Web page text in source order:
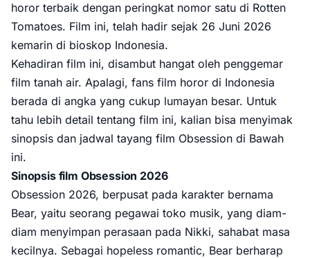
horor terbaik dengan peringkat nomor satu di Rotten
Tomatoes. Film ini, telah hadir sejak 26 Juni 2026
kemarin di bioskop Indonesia.
Kehadiran film ini, disambut hangat oleh penggemar
film tanah air. Apalagi, fans film horor di Indonesia
berada di angka yang cukup lumayan besar. Untuk
tahu lebih detail tentang film ini, kalian bisa menyimak
sinopsis dan jadwal tayang film Obsession di Bawah
ini.
Sinopsis film Obsession 2026
Obsession 2026, berpusat pada karakter bernama
Bear, yaitu seorang pegawai toko musik, yang diam-
diam menyimpan perasaan pada Nikki, sahabat masa
kecilnya. Sebagai hopeless romantic, Bear berharap